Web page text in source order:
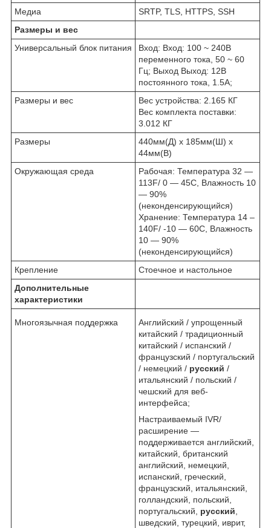
Медиа
SRTP, TLS, HTTPS, SSH
Размеры и вес
Универсальный блок питания
Вход: Вход: 100 ~ 240В
переменного тока, 50 ~ 60
Гц; Выход Выход: 12В
постоянного тока, 1.5A;
Размеры и веc
Вес устройства: 2.165 КГ
Вес комплекта поставки:
3.012 КГ
Размеры
440мм(Д) x 185мм(Ш) x
44мм(В)
Окружающая среда
Рабочая: Температура 32 ―
113F/ 0 ― 45C, Влажность 10
― 90%
(неконденсирующийся)
Хранение: Температура 14 –
140F/ -10 ― 60C, Влажность
10 ― 90%
(неконденсирующийся)
Крепление
Стоечное и настольное
Дополнительные
характеристики
Многоязычная поддержка
Английский / упрощенный
китайский / традиционный
китайский / испанский /
французский / португальский
/ немецкий / русский /
итальянский / польский /
чешский для веб-
интерфейса;
Настраиваемый IVR/
расширение ―
поддерживается английский,
китайский, британский
английский, немецкий,
испанский, греческий,
французский, итальянский,
голландский, польский,
португальский, русский
шведский, турецкий, иврит,